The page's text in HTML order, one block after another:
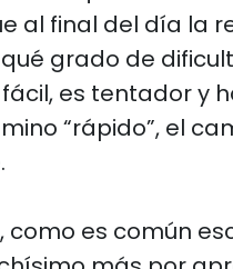
al final del día la
grado de
fácil, es tentador
“rápido”, el
como es común